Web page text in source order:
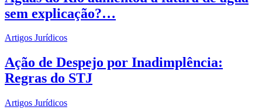
sem explicação?…
Artigos Jurídicos
Ação de Despejo por Inadimplência:
Regras do STJ
Artigos Jurídicos